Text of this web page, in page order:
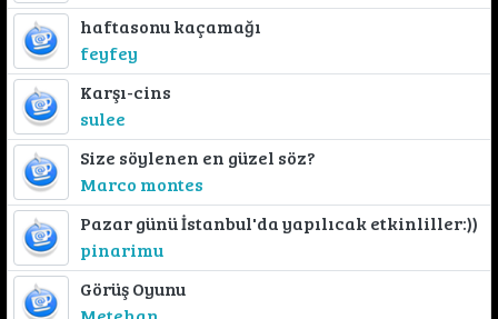
haftasonu kaçamağı
feyfey
Karşı-cins
sulee
Size söylenen en güzel söz?
Marco montes
Pazar günü İstanbul'da yapılıcak etkinliller:))
pinarimu
Görüş Oyunu